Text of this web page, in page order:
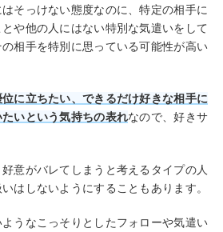
そっけない態度なのに、特定の相手に
や他の人にはない特別な気遣いをして
相手を特別に思っている可能性が高い
に立ちたい、できるだけ好きな相手に
いという気持ちの表れなので、好きサ
意がバレてしまうと考えるタイプの人
はしないようにすることもあります。
うなこっそりとしたフォローや気遣い